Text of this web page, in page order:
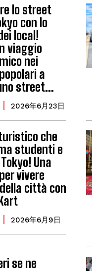
lo street
con lo
local!
viaggio
nei
a
street...
2026年6月23日
che
studenti e
Una
vivere
della città con
2026年6月9日
se ne